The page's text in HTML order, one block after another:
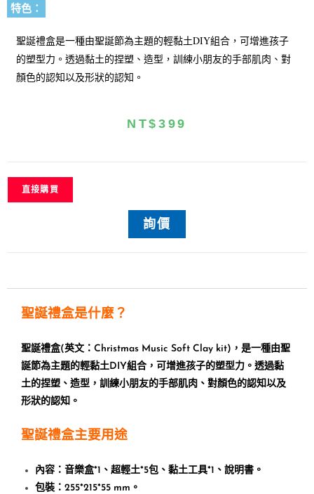
特色：
聖誕禮盒是一種由聖誕節為主題的輕黏土DIY組合，可增進孩子
的塑型力。透過黏土的捏塑、造型，訓練小朋友的手部肌肉、對
顏色的認知以及形狀的認知。
NT$ 399
直接購買
詢價
聖誕禮盒是什麼？
聖誕禮盒(英文： Christmas Music Soft Clay kit) ，是一種由聖
誕節為主題的輕黏土 DIY組合，可增進孩子的塑型力。透過黏
土的捏塑、造型，訓練小朋友的手部肌肉、對顏色的認知以及
形狀的認知。
聖誕禮盒主要用途
內容：音樂盒*1 、超輕土*5包、黏土工具*1 、說明書。
包裝： 255*215*55 mm 。